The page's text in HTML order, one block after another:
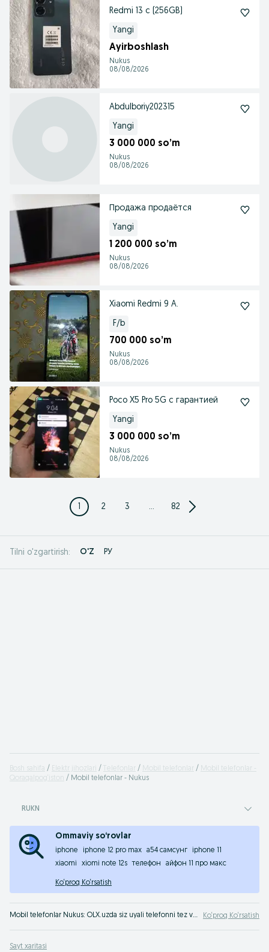
Redmi 13 c (256GB)
Yangi
Ayirboshlash
Nukus
08/08/2026
Abdulboriy202315
Yangi
3 000 000 so’m
Nukus
08/08/2026
Продажа продаётся
Yangi
1 200 000 so’m
Nukus
08/08/2026
Xiaomi Redmi 9 A.
F/b
700 000 so’m
Nukus
08/08/2026
Poco X5 Pro 5G с гарантией
Yangi
3 000 000 so’m
Nukus
08/08/2026
1 2 3 ... 82
Tilni o'zgartirish: O'Z РУ
Bosh sahifa Elektr jihozlari Telefonlar Mobil telefonlar
Mobil telefonlar -
Qoraqalpog‘iston
Mobil telefonlar - Nukus
RUKN
Ommaviy so‘rovlar
iphone iphone 12 pro max а54 самсунг
iphone 11
xiaomi
xiomi note 12s телефон айфон 11 про макс
Ko‘proq Ko‘rsatish
Mobil telefonlar Nukus: OLX.uzda siz uyali telefonni tez va foyda bilan sotishingiz yoki sotib olishingiz mumkin. Mobil telefonlar eng yaxshi narxlarda - faqat OLX.uzda Nukus ! Ko‘proq Ko‘rsatish
Sayt xaritasi